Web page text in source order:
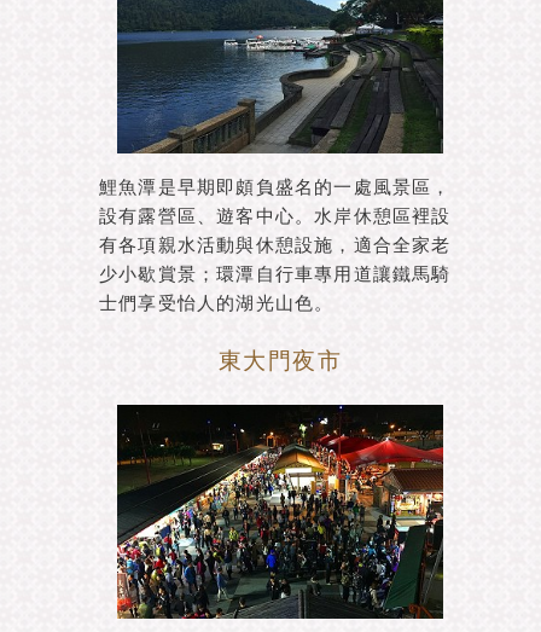
鯉魚潭是早期即頗負盛名的一處風景區，
設有露營區、遊客中心。水岸休憩區裡設
有各項親水活動與休憩設施，適合全家老
少小歇賞景；環潭自行車專用道讓鐵馬騎
士們享受怡人的湖光山色。
東大門夜市